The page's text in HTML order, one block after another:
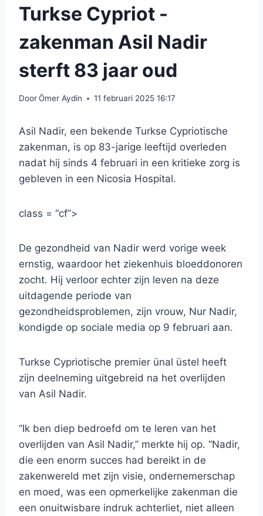
Turkse Cypriot -
zakenman Asil Nadir
sterft 83 jaar oud
DoorÖmer Aydin 11 februari 2025 16:17
Asil Nadir, een bekende Turkse Cypriotische
zakenman, is op 83-jarige leeftijd overleden
nadat hij sinds 4 februari in een kritieke zorg is
gebleven in een Nicosia Hospital.
class = “cf”>
De gezondheid van Nadir werd vorige week
ernstig, waardoor het ziekenhuis bloeddonoren
zocht. Hij verloor echter zijn leven na deze
uitdagende periode van
gezondheidsproblemen, zijn vrouw, Nur Nadir,
kondigde op sociale media op 9 februari aan.
Turkse Cypriotische premier ünal üstel heeft
zijn deelneming uitgebreid na het overlijden
van Asil Nadir.
“Ik ben diep bedroefd om te leren van het
overlijden van Asil Nadir,” merkte hij op. “Nadir,
die een enorm succes had bereikt in de
zakenwereld met zijn visie, ondernemerschap
en moed, was een opmerkelijke zakenman die
een onuitwisbare indruk achterliet, niet alleen